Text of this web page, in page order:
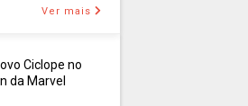
Ver mais
Ciclope no
da Marvel